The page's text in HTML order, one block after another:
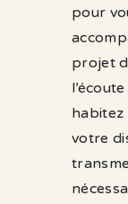
pour
projet
habitez
votre